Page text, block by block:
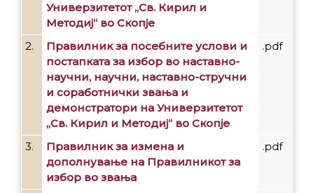
Универзитетот „Св. Кирил и
Методиј“ во Скопје
2.
Правилник за посебните услови и
постапката за избор во наставно-
научни, научни, наставно-стручни
и соработнички звања и
демонстратори на Универзитетот
„Св. Кирил и Методиј“ во Скопје
.pdf
3.
Правилник за измена и
дополнување на Правилникот за
избор во звања
.pdf